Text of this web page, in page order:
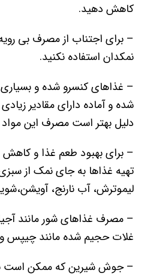
کاهش دهید.
– برای اجتناب از مصرف بی
نمکدان استفاده نکنید.
– غذاهای کنسرو شده و
شده و آماده دارای مقادیر
دلیل بهتر است مصرف این
– برای بهبود طعم غذا و
تهیه غذاها به جای نمک از
لیموترش، آب نارنج،
– مصرف غذاهای شور مانند
غلات حجیم شده مانند چیپس
– جوش شیرین که ممکن است